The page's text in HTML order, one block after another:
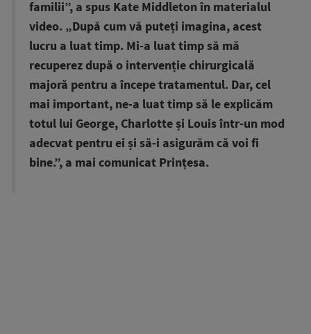
familii”, a spus Kate Middleton în materialul
video. „După cum vă puteți imagina, acest
lucru a luat timp. Mi-a luat timp să mă
recuperez după o intervenție chirurgicală
majoră pentru a începe tratamentul. Dar, cel
mai important, ne-a luat timp să le explicăm
totul lui George, Charlotte și Louis într-un mod
adecvat pentru ei și să-i asigurăm că voi fi
bine.”, a mai comunicat Prințesa.